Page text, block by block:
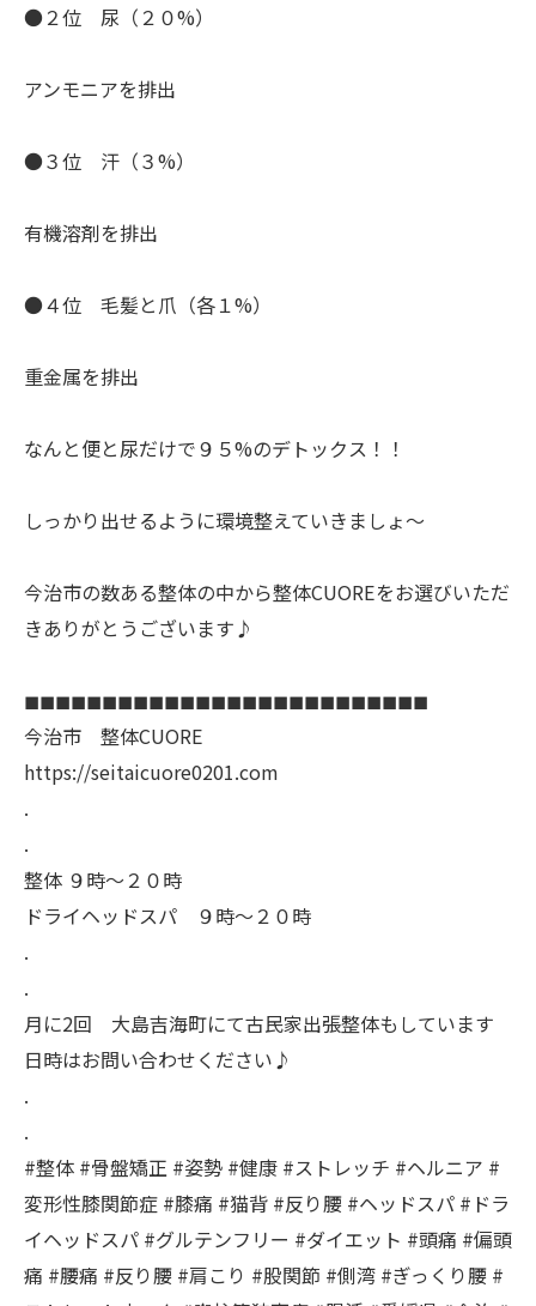
●２位 尿（２０%）
アンモニアを排出
●３位 汗（３%）
有機溶剤を排出
●４位 毛髪と爪（各１%）
重金属を排出
なんと便と尿だけで９５%のデトックス！！
しっかり出せるように環境整えていきましょ〜
今治市の数ある整体の中から整体CUOREをお選びいただ
きありがとうございます♪
◼︎◼︎◼︎◼︎◼︎◼︎◼︎◼︎◼︎◼︎◼︎◼︎◼︎◼︎◼︎◼︎◼︎◼︎◼︎◼︎◼︎◼︎◼︎◼︎◼︎◼︎
今治市 整体CUORE
https://seitaicuore0201.com
.
.
整体 ９時〜２０時
ドライヘッドスパ ９時〜２０時
.
.
月に2回 大島吉海町にて古民家出張整体もしています
日時はお問い合わせください♪
.
.
#整体 #骨盤矯正 #姿勢 #健康 #ストレッチ #ヘルニア #
変形性膝関節症 #膝痛 #猫背 #反り腰 #ヘッドスパ #ドラ
イヘッドスパ #グルテンフリー #ダイエット #頭痛 #偏頭
痛 #腰痛 #反り腰 #肩こり #股関節 #側湾 #ぎっくり腰 #